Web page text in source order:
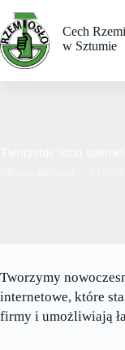
do
treści
Cech
w Sztumie
Tworzymy
internetowe, które
firmy i umożliwiają